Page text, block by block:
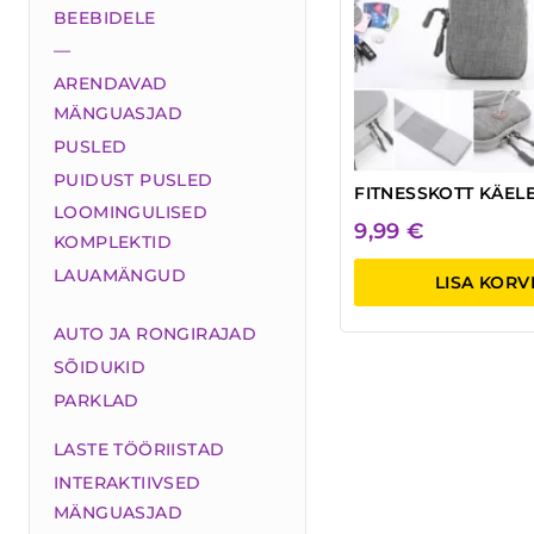
FITNESSKOTT
9,99€
LISA
BEEBIDELE
—
ARENDAVAD
MÄNGUASJAD
PUSLED
PUIDUST PUSLED
LOOMINGULISED
KOMPLEKTID
LAUAMÄNGUD
AUTO JA RONGIRAJAD
SÕIDUKID
PARKLAD
LASTE TÖÖRIISTAD
INTERAKTIIVSED
MÄNGUASJAD